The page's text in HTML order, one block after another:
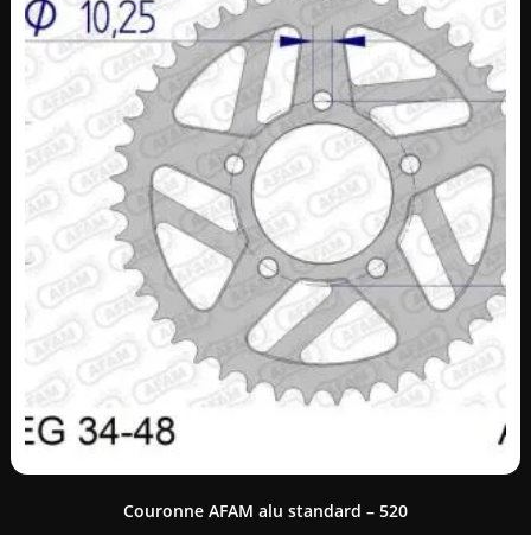
Couronne AFAM alu standard – 520